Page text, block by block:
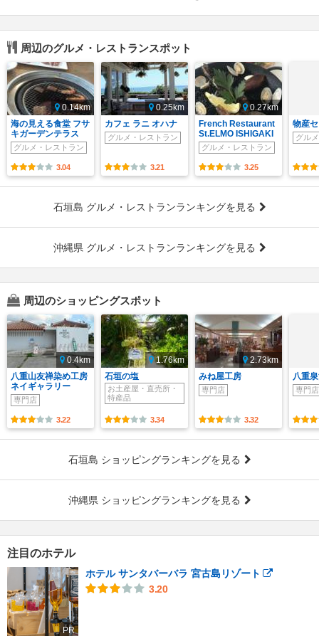
周辺のグルメ・レストランスポット
0.14km
海の見える食堂 フサ
キガーデンテラス
グルメ・レストラン
3.04
0.25km
カフェ ラニ オハナ
グルメ・レストラン
3.21
0.27km
French Restaurant
St.ELMO ISHIGAKI
グルメ・レストラン
3.25
物産
グル
石垣島 グルメ・レストランランキングを見る
沖縄県 グルメ・レストランランキングを見る
周辺のショッピングスポット
0.4km
八重山友禅染め工房
ネイギャラリー
専門店
3.22
1.76km
石垣の塩
お土産屋・直売所・
特産品
3.34
2.73km
みね屋工房
専門店
3.32
八重
専門店
石垣島 ショッピングランキングを見る
沖縄県 ショッピングランキングを見る
注目のホテル
PR
ホテル サンタバーバラ 宮古島リゾート
3.20